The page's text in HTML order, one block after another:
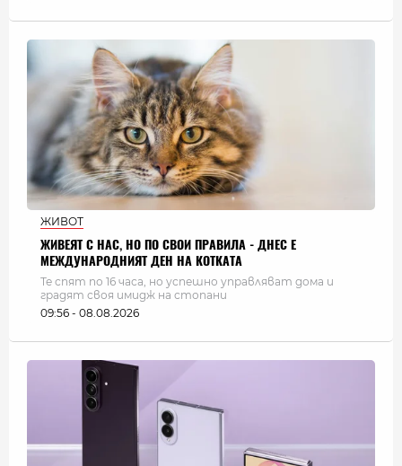
ЖИВОТ
ЖИВЕЯТ С НАС, НО ПО СВОИ ПРАВИЛА - ДНЕС Е
МЕЖДУНАРОДНИЯТ ДЕН НА КОТКАТА
Те спят по 16 часа, но успешно управляват дома и
градят своя имидж на стопани
09:56 - 08.08.2026